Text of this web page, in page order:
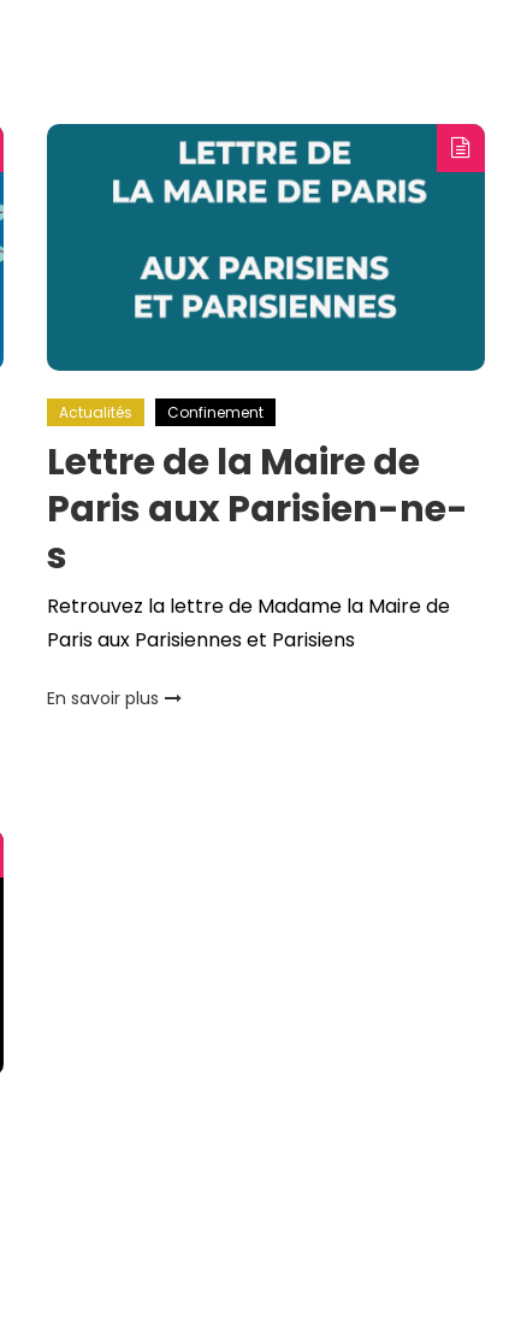
Actualités Confinement
Lettre de la Maire de
Paris aux Parisien-ne-
s
Retrouvez la lettre de Madame la Maire de
Paris aux Parisiennes et Parisiens
En savoir plus